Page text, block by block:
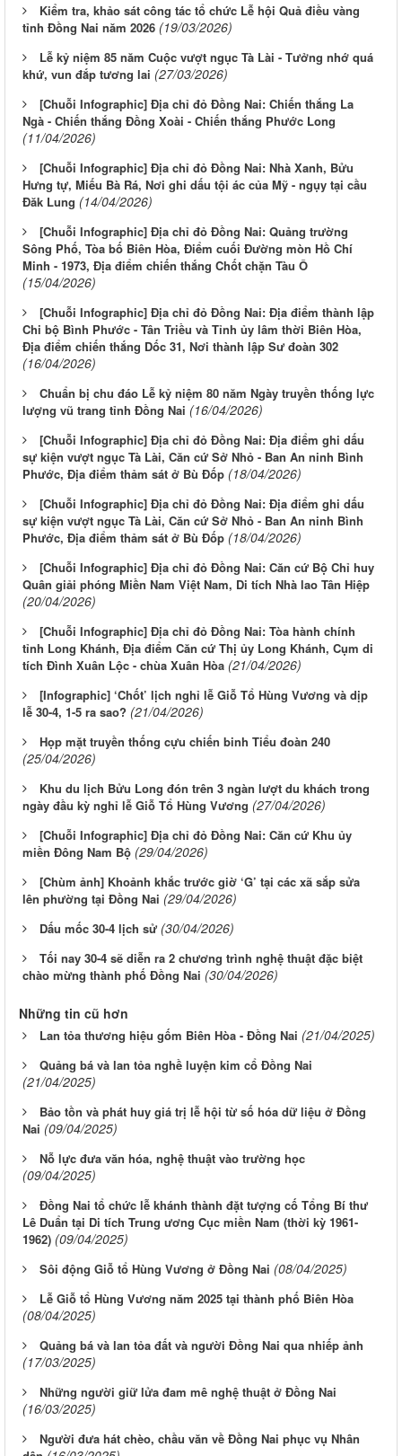
Kiểm tra, khảo sát công tác tổ chức Lễ hội Quả điều vàng
tỉnh Đồng Nai năm 2026 (19/03/2026)
Lễ kỷ niệm 85 năm Cuộc vượt ngục Tà Lài - Tưởng nhớ quá
khứ, vun đắp tương lai (27/03/2026)
[Chuỗi Infographic] Địa chỉ đỏ Đồng Nai: Chiến thắng La
Ngà - Chiến thắng Đồng Xoài - Chiến thắng Phước Long
(11/04/2026)
[Chuỗi Infographic] Địa chỉ đỏ Đồng Nai: Nhà Xanh, Bửu
Hưng tự, Miếu Bà Rá, Nơi ghi dấu tội ác của Mỹ - ngụy tại cầu
Đăk Lung (14/04/2026)
[Chuỗi Infographic] Địa chỉ đỏ Đồng Nai: Quảng trường
Sông Phố, Tòa bố Biên Hòa, Điểm cuối Đường mòn Hồ Chí
Minh - 1973, Địa điểm chiến thắng Chốt chặn Tàu Ô
(15/04/2026)
[Chuỗi Infographic] Địa chỉ đỏ Đồng Nai: Địa điểm thành lập
Chi bộ Bình Phước - Tân Triều và Tỉnh ủy lâm thời Biên Hòa,
Địa điểm chiến thắng Dốc 31, Nơi thành lập Sư đoàn 302
(16/04/2026)
Chuẩn bị chu đáo Lễ kỷ niệm 80 năm Ngày truyền thống lực
lượng vũ trang tỉnh Đồng Nai (16/04/2026)
[Chuỗi Infographic] Địa chỉ đỏ Đồng Nai: Địa điểm ghi dấu
sự kiện vượt ngục Tà Lài, Căn cứ Sở Nhỏ - Ban An ninh Bình
Phước, Địa điểm thảm sát ở Bù Đốp (18/04/2026)
[Chuỗi Infographic] Địa chỉ đỏ Đồng Nai: Địa điểm ghi dấu
sự kiện vượt ngục Tà Lài, Căn cứ Sở Nhỏ - Ban An ninh Bình
Phước, Địa điểm thảm sát ở Bù Đốp (18/04/2026)
[Chuỗi Infographic] Địa chỉ đỏ Đồng Nai: Căn cứ Bộ Chỉ huy
Quân giải phóng Miền Nam Việt Nam, Di tích Nhà lao Tân Hiệp
(20/04/2026)
[Chuỗi Infographic] Địa chỉ đỏ Đồng Nai: Tòa hành chính
tỉnh Long Khánh, Địa điểm Căn cứ Thị ủy Long Khánh, Cụm di
tích Đình Xuân Lộc - chùa Xuân Hòa (21/04/2026)
[Infographic] ‘Chốt’ lịch nghỉ lễ Giỗ Tổ Hùng Vương và dịp
lễ 30-4, 1-5 ra sao? (21/04/2026)
Họp mặt truyền thống cựu chiến binh Tiểu đoàn 240
(25/04/2026)
Khu du lịch Bửu Long đón trên 3 ngàn lượt du khách trong
ngày đầu kỳ nghỉ lễ Giỗ Tổ Hùng Vương (27/04/2026)
[Chuỗi Infographic] Địa chỉ đỏ Đồng Nai: Căn cứ Khu ủy
miền Đông Nam Bộ (29/04/2026)
[Chùm ảnh] Khoảnh khắc trước giờ ‘G’ tại các xã sắp sửa
lên phường tại Đồng Nai (29/04/2026)
Dấu mốc 30-4 lịch sử (30/04/2026)
Tối nay 30-4 sẽ diễn ra 2 chương trình nghệ thuật đặc biệt
chào mừng thành phố Đồng Nai (30/04/2026)
Những tin cũ hơn
Lan tỏa thương hiệu gốm Biên Hòa - Đồng Nai (21/04/2025)
Quảng bá và lan tỏa nghề luyện kim cổ Đồng Nai
(21/04/2025)
Bảo tồn và phát huy giá trị lễ hội từ số hóa dữ liệu ở Đồng
Nai (09/04/2025)
Nỗ lực đưa văn hóa, nghệ thuật vào trường học
(09/04/2025)
Đồng Nai tổ chức lễ khánh thành đặt tượng cố Tổng Bí thư
Lê Duẩn tại Di tích Trung ương Cục miền Nam (thời kỳ 1961-
1962) (09/04/2025)
Sôi động Giỗ tổ Hùng Vương ở Đồng Nai (08/04/2025)
Lễ Giỗ tổ Hùng Vương năm 2025 tại thành phố Biên Hòa
(08/04/2025)
Quảng bá và lan tỏa đất và người Đồng Nai qua nhiếp ảnh
(17/03/2025)
Những người giữ lửa đam mê nghệ thuật ở Đồng Nai
(16/03/2025)
Người đưa hát chèo, chầu văn về Đồng Nai phục vụ Nhân